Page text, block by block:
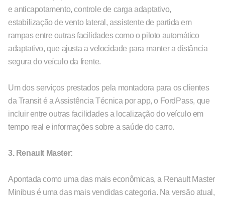
e anticapotamento, controle de carga adaptativo,
estabilização de vento lateral, assistente de partida em
rampas entre outras facilidades como o piloto automático
adaptativo, que ajusta a velocidade para manter a distância
segura do veículo da frente.
Um dos serviços prestados pela montadora para os clientes
da Transit é a Assistência Técnica por app, o FordPass, que
incluir entre outras facilidades a localização do veículo em
tempo real e informações sobre a saúde do carro.
3. Renault Master:
Apontada como uma das mais econômicas, a Renault Master
Minibus é uma das mais vendidas categoria. Na versão atual,